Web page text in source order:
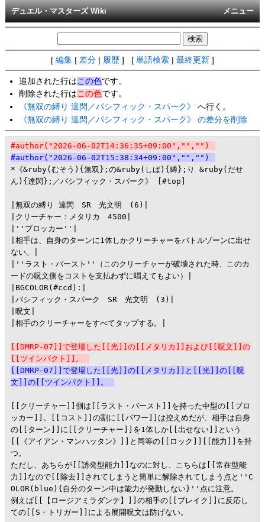
メニュー
デュエル・マスターズ Wiki
[ 編集 差分 履歴 ] [ 単語検索 最終更新 ]
追加された行は この色です。
削除された行はこの色です。
《無双の縛り 達閃／パシフィック・スパーク》
へ行く。
《無双の縛り 達閃／パシフィック・スパーク》 の差分を削除
#author("2026-06-02T14:36:35+09:00","","")
#author("2026-06-02T15:38:34+09:00","","")
*《&ruby(むそう){無双};の&ruby(しば){縛};り &ruby(だせ
ん){達閃};／パシフィック・スパーク》 [#top]
|無双の縛り 達閃　SR　光文明　(6)|
|クリーチャー：メタリカ　4500|
|''ブロッカー''|
|相手は、自身のターンに1体しかクリーチャーをバトルゾーンに出せ
ない。|
|''ラスト・バースト''（このクリーチャーが破壊された時、このカ
ードの呪文側をコストを支払わずに唱えてもよい）|
|BGCOLOR(#ccd):|
|パシフィック・スパーク　SR　光文明　(3)|
|呪文|
|相手のクリーチャーをすべてタップする。|
[[DMRP-07]]で登場した[[光]]の[[メタリカ]]および[[呪文]]の
[[ツインパクト]]。
[[DMRP-07]]で登場した[[光]]の[[メタリカ]]と[[光]]の[[呪
文]]の[[ツインパクト]]。
[[クリーチャー]]側は[[ラスト・バースト]]を持った中型の[[ブロ
ッカー]]。[[コスト]]の割に[[パワー]]は控えめだが、相手は自身
の[[ターン]]に[[クリーチャー]]を1体しか[[出せない]]という
[[《アイアン・マンハッタン》]]と同等の[[ロック]][[能力]]を持
つ。
ただし、あちらが[[誘発型能力]]なのに対し、こちらは[[常在型能
力]]なので[[除去]]されてしまうと簡単に解除されてしまう点と''C
OLOR(blue){自分のターン中は能力が発動しない}''点に注意。
例えば[[【ロージアミラダンテ】]]の相手の[[ブレイク]]に反応し
ての[[S・トリガー]]による展開呪文は防げない。